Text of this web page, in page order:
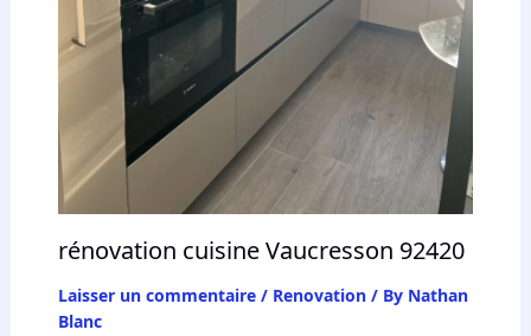
rénovation cuisine Vaucresson 92420
Laisser un commentaire / Renovation/ By Nathan
Blanc